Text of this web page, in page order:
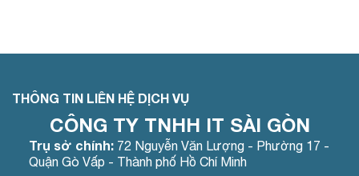
THÔNG TIN LIÊN HỆ DỊCH VỤ
CÔNG TY TNHH IT SÀI GÒN
Trụ sở chính:72 Nguyễn Văn Lượng - Phường 17 -
Quận Gò Vấp - Thành phố Hồ Chí Minh